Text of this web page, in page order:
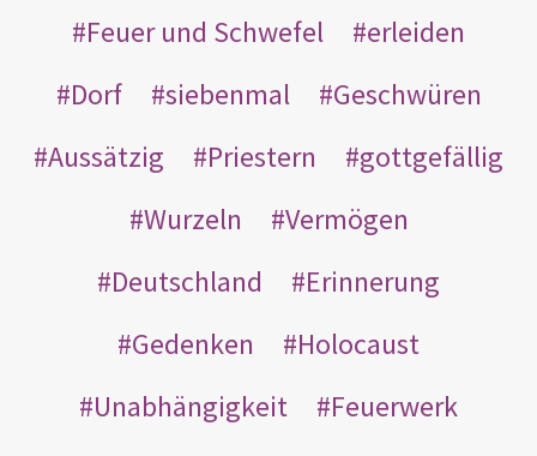
Feuer und Schwefel
erleiden
Dorf
siebenmal
Geschwüren
Aussätzig
Priestern
gottgefällig
Wurzeln
Vermögen
Deutschland
Erinnerung
Gedenken
Holocaust
Unabhängigkeit
Feuerwerk